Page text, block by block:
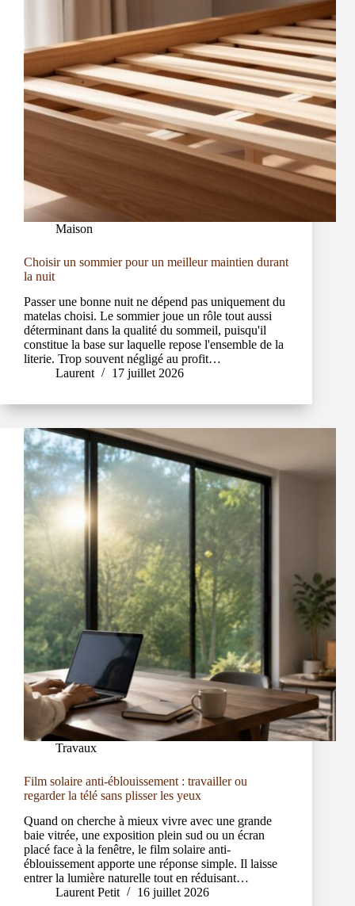
Maison
Choisir un sommier pour un meilleur maintien durant
la nuit
Passer une bonne nuit ne dépend pas uniquement du
matelas choisi. Le sommier joue un rôle tout aussi
déterminant dans la qualité du sommeil, puisqu'il
constitue la base sur laquelle repose l'ensemble de la
literie. Trop souvent négligé au profit…
Laurent
17 juillet 2026
Travaux
Film solaire anti-éblouissement : travailler ou
regarder la télé sans plisser les yeux
Quand on cherche à mieux vivre avec une grande
baie vitrée, une exposition plein sud ou un écran
placé face à la fenêtre, le film solaire anti-
éblouissement apporte une réponse simple. Il laisse
entrer la lumière naturelle tout en réduisant…
Laurent Petit
16 juillet 2026